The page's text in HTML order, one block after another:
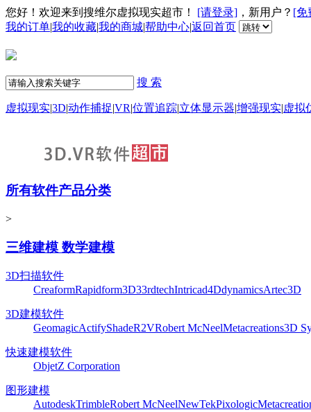
您好！欢迎来到搜维尔虚拟现实超市！ [请登录] ，新用户？ [免
我的订单|我的收藏|我的商城|帮助中心|返回首页
搜 索
虚拟现实|3D|动作捕捉|VR|位置追踪|立体显示器|增强现实|虚拟
所有软件产品分类
>
三维建模 数学建模
3D扫描软件
CreaformRapidform3D33rdtechIntricad4DdynamicsArtec3D
3D建模软件
GeomagicActifyShadeR2VRobert McNeelMetacreations3D
快速建模软件
ObjetZ Corporation
图形建模
AutodeskTrimbleRobert McNeelNewTekPixologic